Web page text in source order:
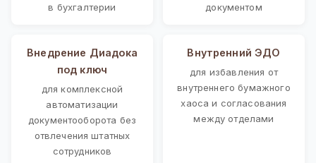
в бухгалтерии
документом
Внедрение Диадока
под ключ
для комплексной
автоматизации
документооборота без
отвлечения штатных
сотрудников
Внутренний ЭДО
для избавления от
внутреннего бумажного
хаоса и согласования
между отделами